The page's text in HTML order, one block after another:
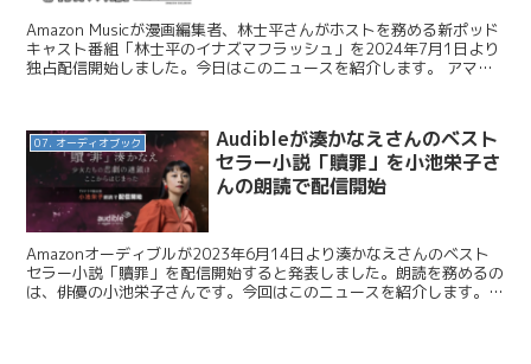
Amazon Musicが漫画編集者、林士平さんがホストを務める新ポッド
キャスト番組「林士平のイナズマフラッシュ」を2024年7月1日より
独占配信開始しました。今日はこのニュースを紹介します。 アマゾ
07. オーディオブック
Audibleが湊かなえさんのベスト
セラー小説「贖罪」を小池栄子さ
んの朗読で配信開始
Amazonオーディブルが2023年6月14日より湊かなえさんのベスト
セラー小説「贖罪」を配信開始すると発表しました。朗読を務めるの
は、俳優の小池栄子さんです。今回はこのニュースを紹介します。